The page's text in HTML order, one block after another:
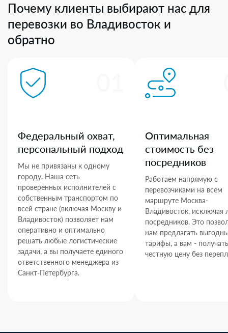
Почему клиенты выбирают нас для
перевозки во Владивосток и
обратно
Федеральный охват,
персональный подход
Мы не привязаны к одному
городу. Наша сеть
проверенных исполнителей с
собственным транспортом по
всей стране (включая Москву и
Владивосток) позволяет нам
оперативно и оптимально
решать любые логистические
задачи, а вы получаете единого
ответственного менеджера из
Санкт-Петербурга.
Оптимальная
стоимость без
посредников
Работаем напрямую с
перевозчиками на всем
маршруте Москва-
Владивосток, исключая
посредников. Это
нам предлагать
тарифы, а вам - получать
честную цену без